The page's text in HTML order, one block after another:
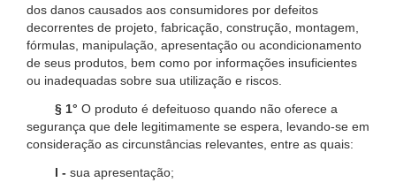
dos danos causados aos consumidores por defeitos
decorrentes de projeto, fabricação, construção, montagem,
fórmulas, manipulação, apresentação ou acondicionamento
de seus produtos, bem como por informações insuficientes
ou inadequadas sobre sua utilização e riscos.
§ 1° O produto é defeituoso quando não oferece a
segurança que dele legitimamente se espera, levando-se em
consideração as circunstâncias relevantes, entre as quais:
I - sua apresentação;